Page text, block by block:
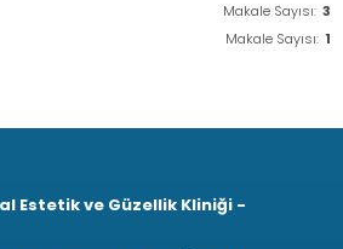
Makale Sayısı: 3
Makale Sayısı: 1
Estetik ve Güzellik Kliniği -